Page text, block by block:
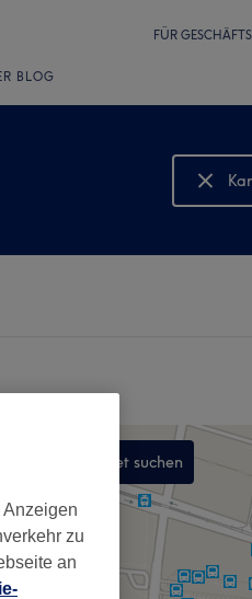
FÜR
BLOG
In diesem Gebiet suchen
zu
an